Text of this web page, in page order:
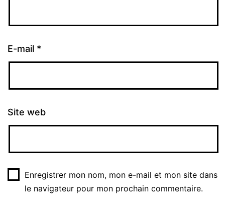
E-mail *
Site web
Enregistrer mon nom, mon e-mail et mon site dans
le navigateur pour mon prochain commentaire.